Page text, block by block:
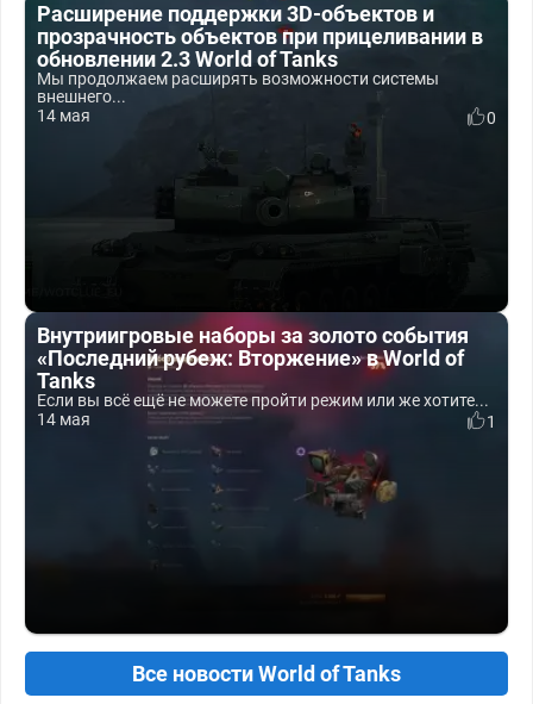
Расширение поддержки 3D-объектов и
прозрачность объектов при прицеливании в
обновлении 2.3 World of Tanks
Мы продолжаем расширять возможности системы
внешнего...
14 мая
0
Внутриигровые наборы за золото события
«Последний рубеж: Вторжение» в World of
Tanks
Если вы всё ещё не можете пройти режим или же хотите...
14 мая
1
Все новости World of Tanks